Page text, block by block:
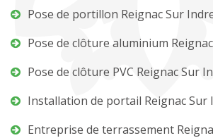
Pose de portillon Reignac Sur
Pose de clôture aluminium
Pose de clôture PVC Reignac Sur
Installation de portail Reignac Sur
Entreprise de terrassement